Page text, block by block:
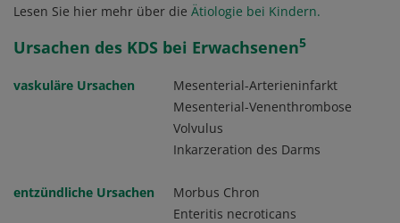
Lesen Sie hier mehr über die Ätiologie bei Kindern.
Ursachen des KDS bei Erwachsenen5
vaskuläre Ursachen
Mesenterial-Arterieninfarkt
Mesenterial-Venenthrombose
Volvulus
Inkarzeration des Darms
entzündliche Ursachen
Morbus Chron
Enteritis necroticans